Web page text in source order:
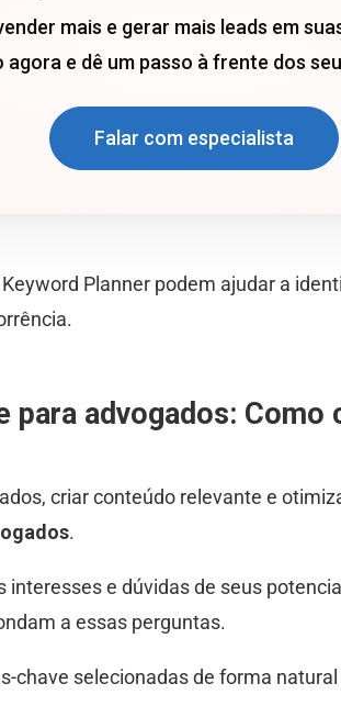
mais e gerar mais leads em
agora e dê um passo à frente dos
Falar com especialista
Planner podem ajudar a
para advogados:
criar conteúdo relevante e
.
e dúvidas de seus
a essas perguntas.
chave selecionadas de forma